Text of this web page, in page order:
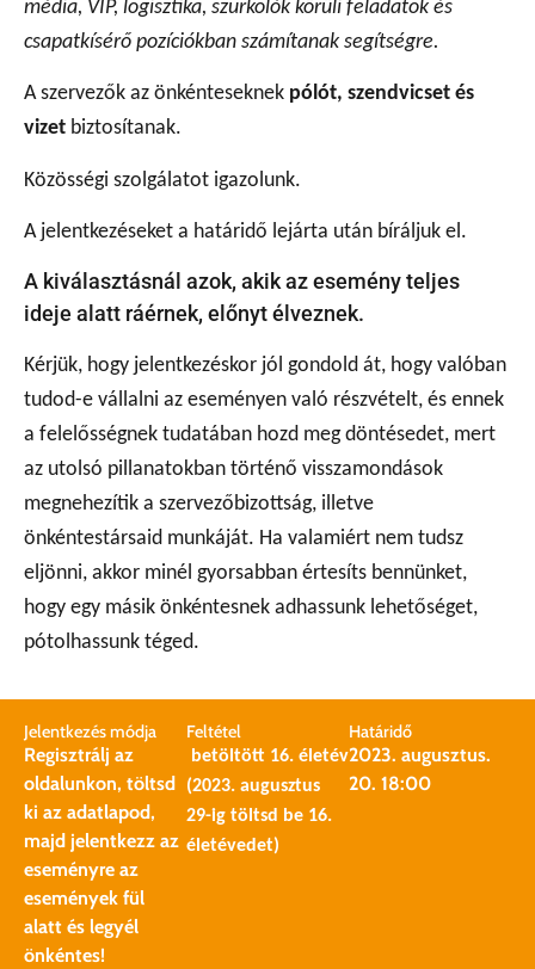
média, VIP, logisztika, szurkolók körüli feladatok és
csapatkísérő pozíciókban számítanak segítségre.
A szervezők az önkénteseknek pólót, szendvicset és
vizet biztosítanak.
Közösségi szolgálatot igazolunk.
A jelentkezéseket a határidő lejárta után bíráljuk el.
A kiválasztásnál azok, akik az esemény teljes
ideje alatt ráérnek, előnyt élveznek.
Kérjük, hogy jelentkezéskor jól gondold át, hogy valóban
tudod-e vállalni az eseményen való részvételt, és ennek
a felelősségnek tudatában hozd meg döntésedet, mert
az utolsó pillanatokban történő visszamondások
megnehezítik a szervezőbizottság, illetve
önkéntestársaid munkáját. Ha valamiért nem tudsz
eljönni, akkor minél gyorsabban értesíts bennünket,
hogy egy másik önkéntesnek adhassunk lehetőséget,
pótolhassunk téged.
Jelentkezés módja
Regisztrálj az
oldalunkon, töltsd
ki az adatlapod,
majd jelentkezz az
eseményre az
események fül
alatt és legyél
önkéntes!
Feltétel
betöltött 16. életév
(2023. augusztus
29-ig töltsd be 16.
életévedet)
Határidő
2023. augusztus.
20. 18:00